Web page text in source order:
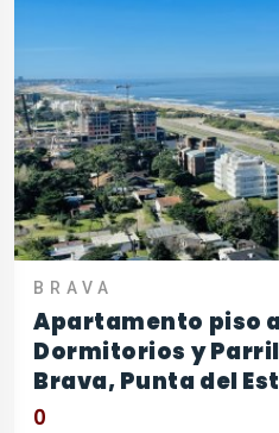
BRAVA
Apartamento piso
Dormitorios y
Brava, Punta del
0